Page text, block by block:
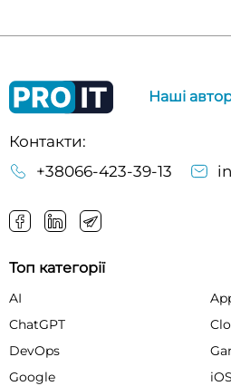
Контакти:
+38066-423-39-13
Наші
Топ категорії
AI
ChatGPT
DevOps
Google